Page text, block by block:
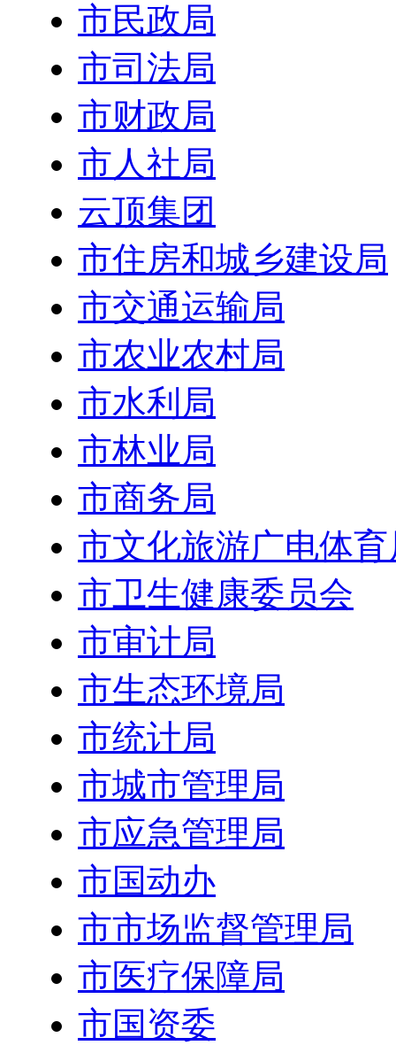
市民政局
市司法局
市财政局
市人社局
云顶集团
市住房和城乡建设局
市交通运输局
市农业农村局
市水利局
市林业局
市商务局
市文化旅游广电体育
市卫生健康委员会
市审计局
市生态环境局
市统计局
市城市管理局
市应急管理局
市国动办
市市场监督管理局
市医疗保障局
市国资委